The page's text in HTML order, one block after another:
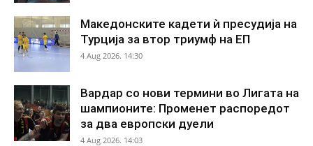
Македонските кадети ѝ пресудија на
Турција за втор триумф на ЕП
4 Aug 2026. 14:30
Вардар со нови термини во Лигата на
шампионите: Променет распоредот
за два европски дуели
4 Aug 2026. 14:03